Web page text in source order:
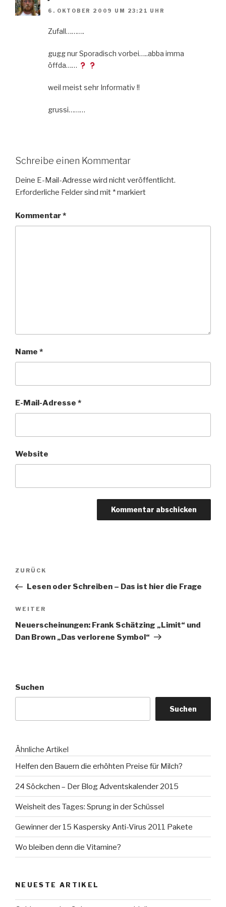
6. OKTOBER 2009 UM 23:21 UHR
Zufall……….
gugg nur Sporadisch vorbei…..abba imma
öffda……
weil meist sehr Informativ !!
grussi………
Schreibe einen Kommentar
Deine E-Mail-Adresse wird nicht veröffentlicht.
Erforderliche Felder sind mit *markiert
Kommentar*
Name *
E-Mail-Adresse *
Website
Beitragsnavigation
Vorheriger
Beitrag
ZURÜCK
Lesen oder Schreiben – Das ist hier die Frage
Nächster
Beitrag
WEITER
Neuerscheinungen: Frank Schätzing „Limit“ und
Dan Brown „Das verlorene Symbol“
Suchen
Suchen
Ähnliche Artikel
Helfen den Bauern die erhöhten Preise für Milch?
24 Söckchen – Der Blog Adventskalender 2015
Weisheit des Tages: Sprung in der Schüssel
Gewinner der 15 Kaspersky Anti-Virus 2011 Pakete
Wo bleiben denn die Vitamine?
NEUESTE ARTIKEL